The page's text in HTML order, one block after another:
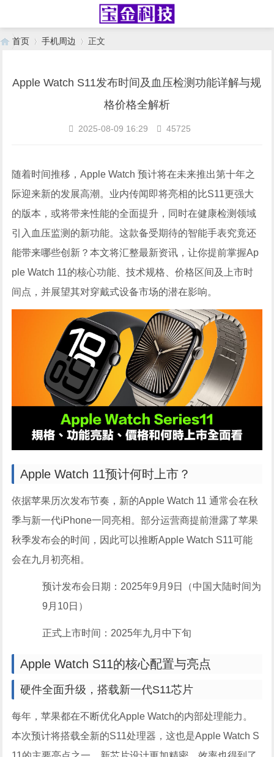
首页 手机周边 正文
Apple Watch S11发布时间及血压检测功能详解与规
格价格全解析
2025-08-09 16:29 45725
随着时间推移，Apple Watch 预计将在未来推出第十年之
际迎来新的发展高潮。业内传闻即将亮相的比S11更强大
的版本，或将带来性能的全面提升，同时在健康检测领域
引入血压监测的新功能。这款备受期待的智能手表究竟还
能带来哪些创新？本文将汇整最新资讯，让你提前掌握Ap
ple Watch 11的核心功能、技术规格、价格区间及上市时
间点，并展望其对穿戴式设备市场的潜在影响。
Apple Watch 11预计何时上市？
依据苹果历次发布节奏，新的Apple Watch 11 通常会在秋
季与新一代iPhone一同亮相。部分运营商提前泄露了苹果
秋季发布会的时间，因此可以推断Apple Watch S11可能
会在九月初亮相。
预计发布会日期：2025年9月9日（中国大陆时间为
9月10日）
正式上市时间：2025年九月中下旬
Apple Watch S11的核心配置与亮点
硬件全面升级，搭载新一代S11芯片
每年，苹果都在不断优化Apple Watch的内部处理能力。
本次预计将搭载全新的S11处理器，这也是Apple Watch S